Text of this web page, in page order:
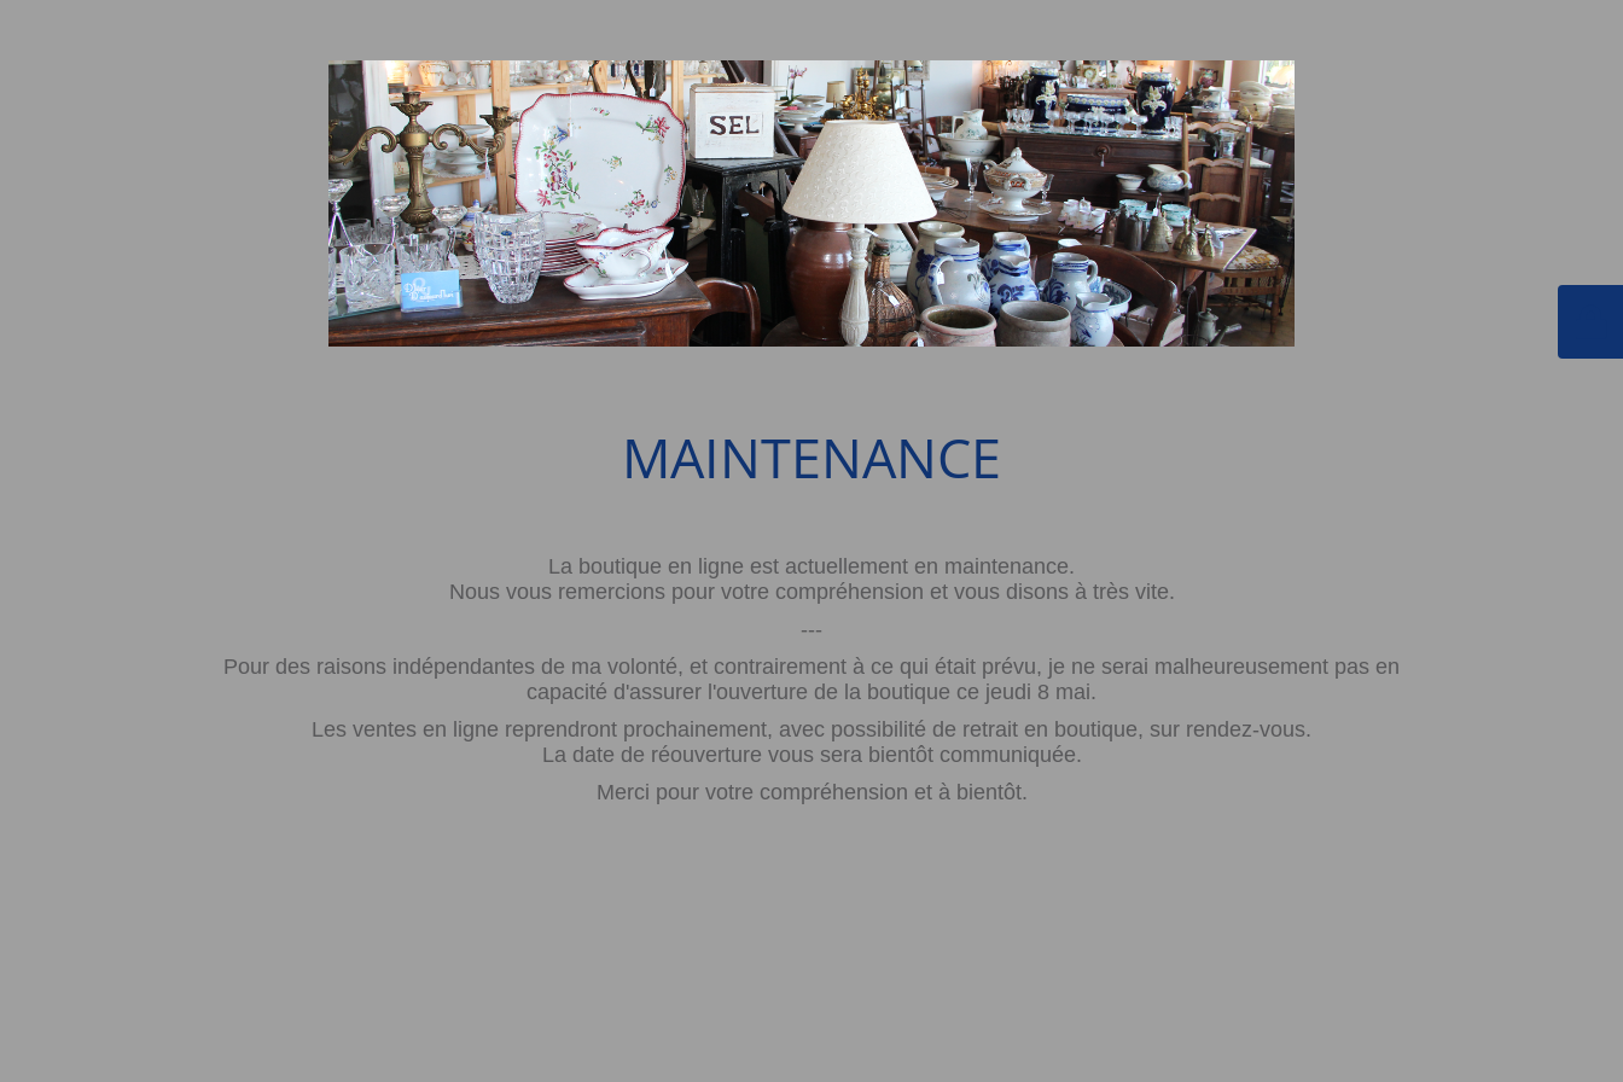
MAINTENANCE
La boutique en ligne est actuellement en maintenance.
Nous vous remercions pour votre compréhension et vous disons à très vite.
---
Pour des raisons indépendantes de ma volonté, et contrairement à ce qui était prévu, je ne serai malheureusement pas en
capacité d'assurer l'ouverture de la boutique ce jeudi 8 mai.
Les ventes en ligne reprendront prochainement, avec possibilité de retrait en boutique, sur rendez-vous.
La date de réouverture vous sera bientôt communiquée.
Merci pour votre compréhension et à bientôt.